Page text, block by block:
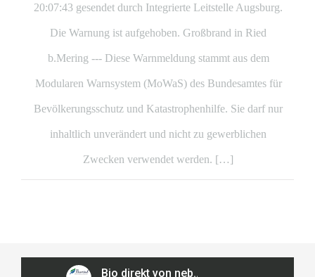
20:07:43 gesendet durch Integrierte Leitstelle Augsburg.
Die Warnung ist aufgehoben. Großbrand in Ried
b.Mering --- Diese Warnmeldung stammt aus dem
Modularen Warnsystem (MoWaS) des Bundesamtes für
Bevölkerungsschutz und Katastrophenhilfe. Sie darf nur
inhaltlich unverändert und nicht zu gewerblichen
Zwecken verwendet werden. […]